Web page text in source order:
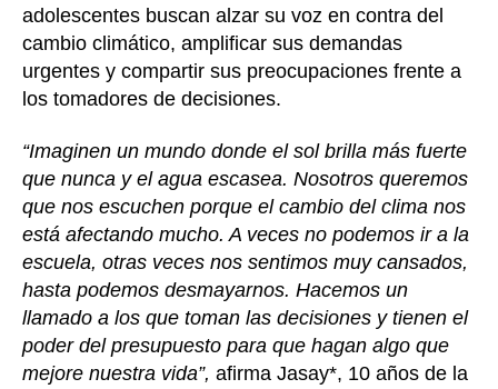
adolescentes buscan alzar su voz en contra del
cambio climático, amplificar sus demandas
urgentes y compartir sus preocupaciones frente a
los tomadores de decisiones.
“Imaginen un mundo donde el sol brilla más fuerte
que nunca y el agua escasea. Nosotros queremos
que nos escuchen porque el cambio del clima nos
está afectando mucho. A veces no podemos ir a la
escuela, otras veces nos sentimos muy cansados,
hasta podemos desmayarnos. Hacemos un
llamado a los que toman las decisiones y tienen el
poder del presupuesto para que hagan algo que
mejore nuestra vida”, afirma Jasay*, 10 años de la